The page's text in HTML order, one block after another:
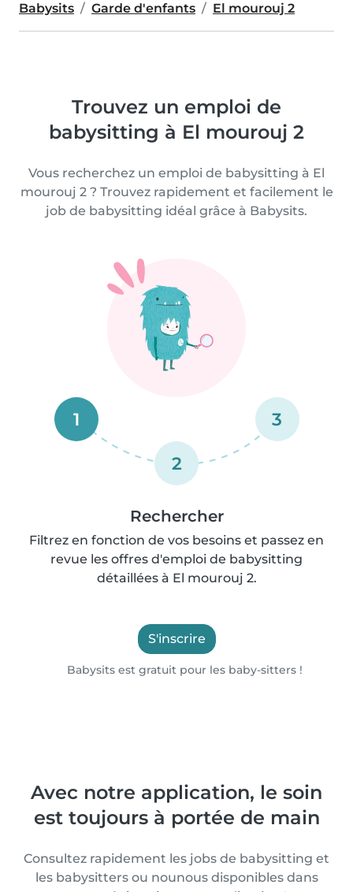
Babysits Garde d'enfants El mourouj 2
Trouvez un emploi de
babysitting à El mourouj 2
Vous recherchez un emploi de babysitting à El
mourouj 2 ? Trouvez rapidement et facilement le
job de babysitting idéal grâce à Babysits.
1
2
3
Rechercher
Filtrez en fonction de vos besoins et passez en
revue les offres d'emploi de babysitting
détaillées à El mourouj 2.
S'inscrire
Babysits est gratuit pour les baby-sitters !
Avec notre application, le soin
est toujours à portée de main
Consultez rapidement les jobs de babysitting et
les babysitters ou nounous disponibles dans